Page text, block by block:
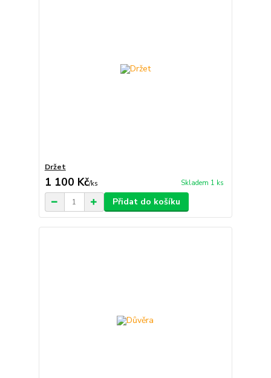
Držet
1 100 Kč/ks Skladem 1 ks
Přidat do košíku